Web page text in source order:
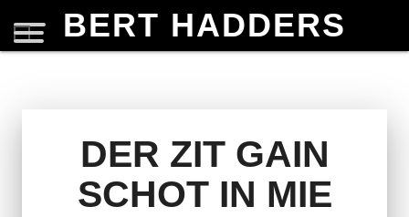
BERT HADDERS
DER ZIT GAIN
SCHOT IN MIE